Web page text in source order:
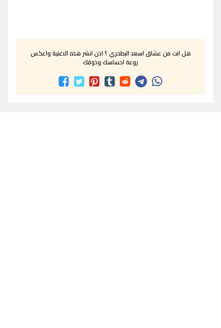
هل انت من عشاق اسعد البطحري ؟ اذن انشر هذه الاغنية واعكس
روعة احساسك وذوقك